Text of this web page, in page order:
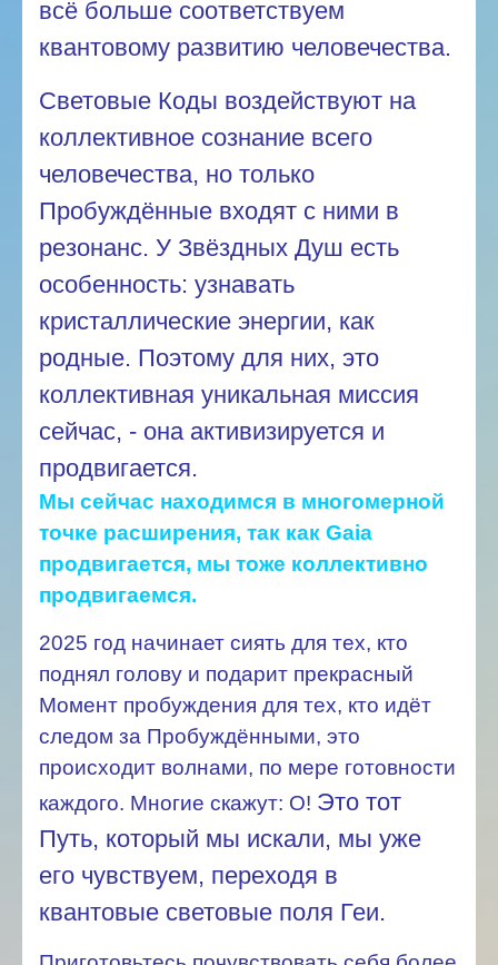
всё больше соответствуем
квантовому развитию человечества.
Световые Коды воздействуют на
коллективное сознание всего
человечества, но только
Пробуждённые входят с ними в
резонанс. У Звёздных Душ есть
особенность: узнавать
кристаллические энергии, как
родные. Поэтому для них, это
коллективная уникальная миссия
сейчас, - она активизируется и
продвигается.
Мы сейчас находимся в многомерной
точке расширения, так как Gaia
продвигается, мы тоже коллективно
продвигаемся.
2025 год начинает сиять для тех, кто
поднял голову и подарит прекрасный
Момент пробуждения для тех, кто идёт
следом за Пробуждёнными, это
происходит волнами, по мере готовности
каждого. Многие скажут: О! Это тот
Путь, который мы искали, мы уже
его чувствуем, переходя в
квантовые световые поля Геи.